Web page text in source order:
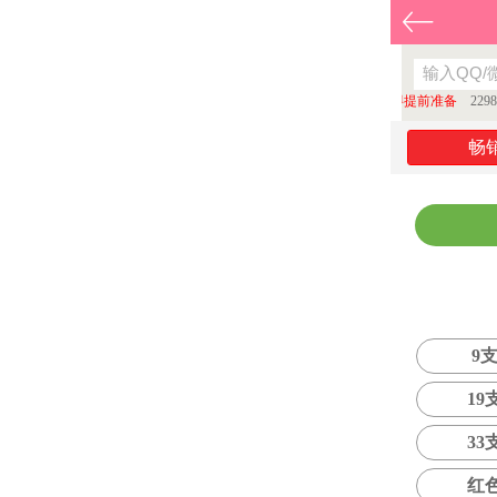
红包 所有的惊喜浪漫，都值得提前准备
畅
9
19
33
红